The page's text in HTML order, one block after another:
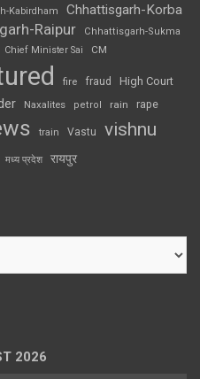
Kabirdham Chhattisgarh-Korba
Raipur
Chhattisgarh-Sukma
Chief Minister Sai CM
fire fraud High Court
Naxalites petrol rain rape
train Vastu vishnu
मध्य प्रदेश रायपुर
2026